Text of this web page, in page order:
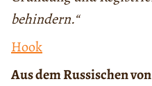
behindern.“
Hook
Aus dem Russischen